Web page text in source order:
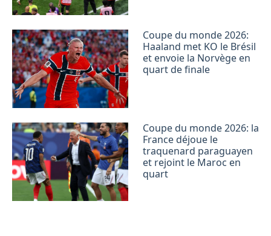
Coupe du monde 2026:
Haaland met KO le Brésil
et envoie la Norvège en
quart de finale
Coupe du monde 2026: la
France déjoue le
traquenard paraguayen
et rejoint le Maroc en
quart